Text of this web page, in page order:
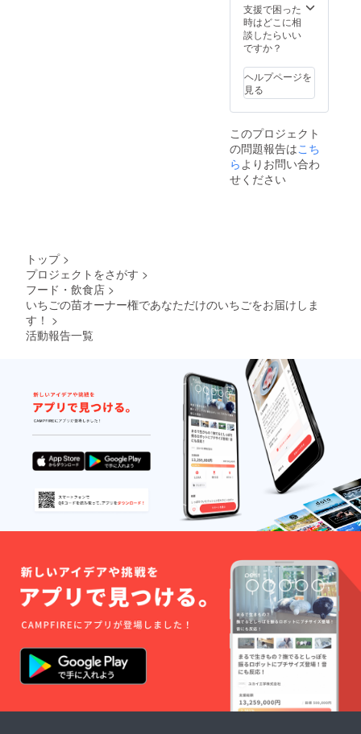
甘さを
際立た
せる コ
クのあ
ごで
肉は硬
めで
しっか
りとし
た食感
で、食
べ応え
す。
シーで
濃厚で
す。 お
いCベ
フルー
ティー
な強い
甘さと
酸味が
コク深
く、 近
年人気
上昇中
7粒食べ
ミンCが
取れる
優れも
ので
す。 さ
ちの
か…上
品な香
りで、
程良い
酸味が
濃厚な
甘さを
際立た
るいち
ごで
す。 果
肉は硬
めで
しっか
りとし
た食感
で、食
ン。 甘
のか」
の掛け
合わせ
で2つの
ころが
合わ
さった
強い甘
みと酸
味のバ
ランス
が良
濃厚で
す。 お
ティー
な強い
甘さと
程良い
酸味が
コク深
く、 近
年人気
上昇中
の品種
です。
ビタミ
ンC含有
量が他
ごの1.5
倍で、
7粒食べ
ると1日
に必要
なビタ
ミンCが
取れる
優れも
す。 さ
ちの
か…上
す。 ※
スイー
ツは
2020年
送予
目のい
ちご発
で終了
となり
ます。
品種紹
果肉が
ので、
子供か
ら大人
まで幅
広く人
気で
す。 紅
ほっ
ぺ…
「章
姫」と
「さち
のか」
の掛け
良いと
ころが
合わ
さった
いちご
です。
強い甘
みと酸
味のバ
ランス
く、果
合せ…1
月、3月
頃 品種
は章
ほっ
ぺ、お
いCベ
リー、
かのう
ち2品種
をお送
りしま
す。 ※
支援で困った
時はどこに相
談したらいい
ですか？
ヘルプページを
見る
このプロジェクト
の問題報告はこち
らよりお問い合わ
せください
トップ >
プロジェクトをさがす >
フード・飲食店 >
いちごの苗オーナー権であなただけのいちごをお届けしま
す！ >
活動報告一覧